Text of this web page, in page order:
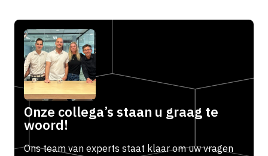
Onze collega’s staan u graag te
woord!
Ons team van experts staat klaar om uw vragen